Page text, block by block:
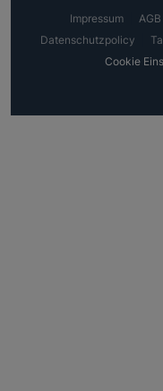
Impressum
Datenschutzpolicy
Cookie